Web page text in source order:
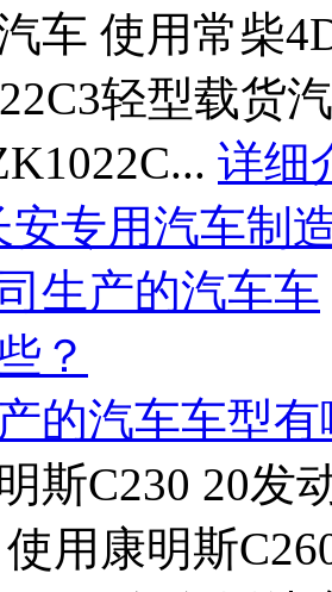
车 使用常柴
轻型载货
详细
的汽车车型
斯C230 20发
用康明斯